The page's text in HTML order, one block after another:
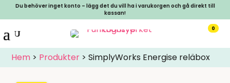
Du behöver inget konto – lägg det du vill ha i varukorgen och gå direkt till
kassan!
0
Hem > Produkter >SimplyWorks Energise reläbox